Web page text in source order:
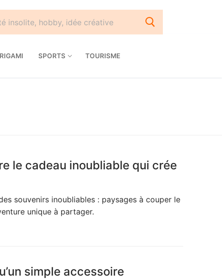
SPORTS TOURISME
le cadeau inoubliable qui crée
souvenirs inoubliables : paysages à couper le
unique à partager.
simple accessoire